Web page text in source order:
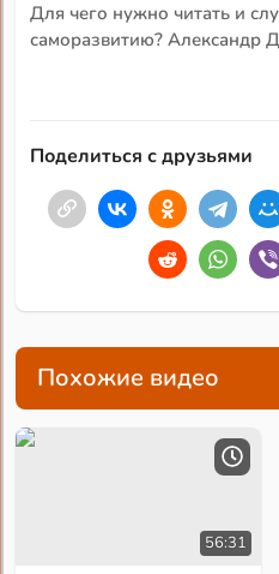
Для чего нужно читать и
саморазвитию? Александр
Поделиться с друзьями
Похожие видео
56:31